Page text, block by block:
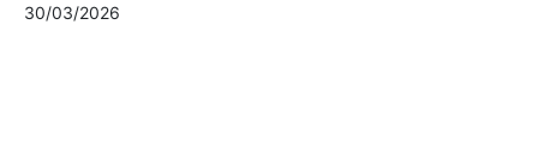
30/03/2026